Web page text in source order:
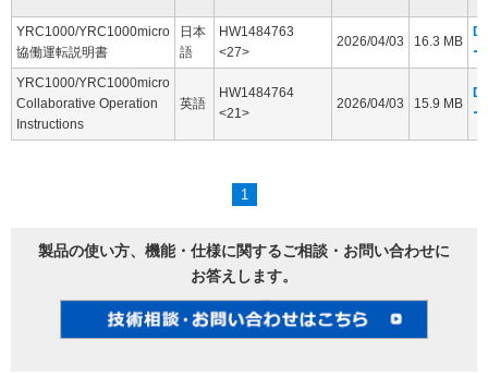
YRC1000/YRC1000micro
協働運転説明書
日本
語
HW1484763
<27>
2026/04/03 16.3 MB
YRC1000/YRC1000micro
Collaborative Operation
Instructions
英語
HW1484764
<21>
2026/04/03 15.9 MB
1
製品の使い方、機能・仕様に関するご相談・お問い合わせに
お答えします。